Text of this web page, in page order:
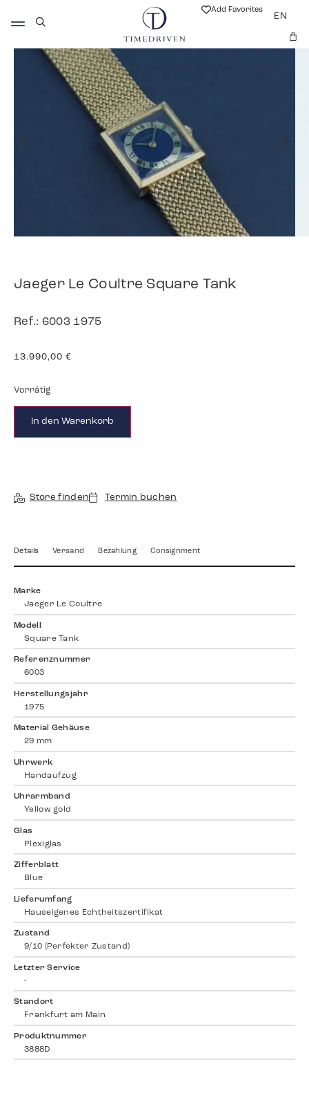
Add Favorites
EN
Jaeger Le Coultre Square Tank
Ref.: 6003 1975
13.990,00 €
Vorrätig
In den Warenkorb
Store finden Termin buchen
Details Versand Bezahlung Consignment
Marke
Jaeger Le Coultre
Modell
Square Tank
Referenznummer
6003
Herstellungsjahr
1975
Material Gehäuse
29 mm
Uhrwerk
Handaufzug
Uhrarmband
Yellow gold
Glas
Plexiglas
Zifferblatt
Blue
Lieferumfang
Hauseigenes Echtheitszertifikat
Zustand
9/10 (Perfekter Zustand)
Letzter Service
-
Standort
Frankfurt am Main
Produktnummer
3888D